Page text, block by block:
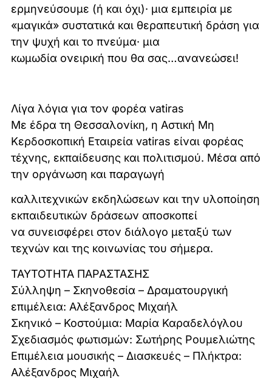
ερμηνεύσουμε (ή και όχι)· μια εμπειρία με
«μαγικά» συστατικά και θεραπευτική δράση για
την ψυχή και το πνεύμα· μια
κωμωδία ονειρική που θα σας…ανανεώσει!
Λίγα λόγια για τον φορέα vatiras
Με έδρα τη Θεσσαλονίκη, η Αστική Μη
Κερδοσκοπική Εταιρεία vatiras είναι φορέας
τέχνης, εκπαίδευσης και πολιτισμού. Μέσα από
την οργάνωση και παραγωγή
καλλιτεχνικών εκδηλώσεων και την υλοποίηση
εκπαιδευτικών δράσεων αποσκοπεί
να συνεισφέρει στον διάλογο μεταξύ των
τεχνών και της κοινωνίας του σήμερα.
ΤΑΥΤΟΤΗΤΑ ΠΑΡΑΣΤΑΣΗΣ
Σύλληψη – Σκηνοθεσία – Δραματουργική
επιμέλεια: Αλέξανδρος Μιχαήλ
Σκηνικό – Κοστούμια: Μαρία Καραδελόγλου
Σχεδιασμός φωτισμών: Σωτήρης Ρουμελιώτης
Επιμέλεια μουσικής – Διασκευές – Πλήκτρα:
Αλέξανδρος Μιχαήλ